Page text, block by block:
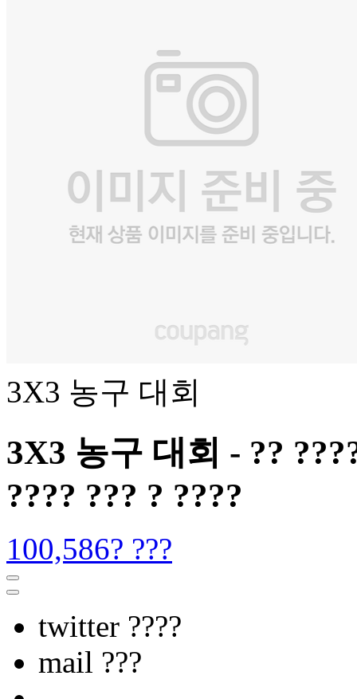
3X3 농구 대회
3X3 농구 대회 - ??
???? ??? ? ????
100,586? ???
twitter ????
mail ???